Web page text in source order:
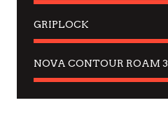
GRIPLOCK
NOVA CONTOUR ROAM 3